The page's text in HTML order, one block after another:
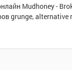
Mudhoney -
grunge, alternative